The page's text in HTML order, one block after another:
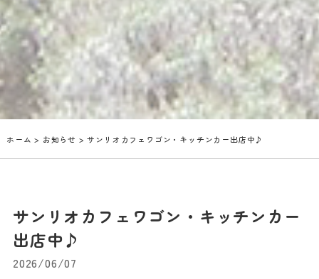
ホーム > お知らせ > サンリオカフェワゴン・キッチンカー出店中♪
サンリオカフェワゴン・キッチンカー
出店中♪
2026/06/07